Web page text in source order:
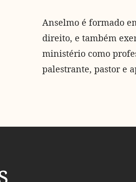
Anselmo é formado
direito, e também
ministério como
palestrante, pastor e